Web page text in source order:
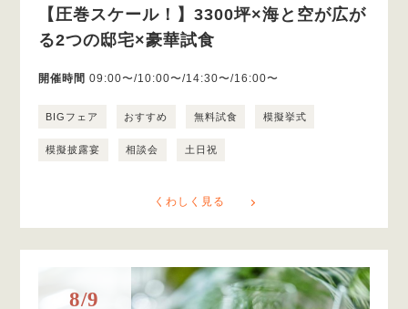
【圧巻スケール！】3300坪×海と空が広が
る2つの邸宅×豪華試食
開催時間 09:00〜/10:00〜/14:30〜/16:00〜
BIGフェア おすすめ 無料試食 模擬挙式
模擬披露宴 相談会 土日祝
くわしく見る
8/9